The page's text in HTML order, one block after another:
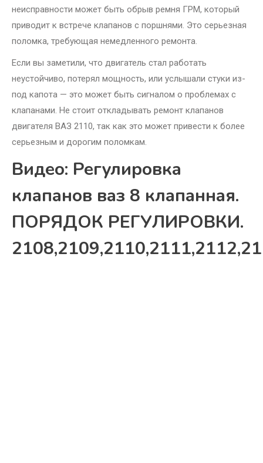
неисправности может быть обрыв ремня ГРМ, который
приводит к встрече клапанов с поршнями. Это серьезная
поломка, требующая немедленного ремонта.
Если вы заметили, что двигатель стал работать
неустойчиво, потерял мощность, или услышали стуки из-
под капота — это может быть сигналом о проблемах с
клапанами. Не стоит откладывать ремонт клапанов
двигателя ВАЗ 2110, так как это может привести к более
серьезным и дорогим поломкам.
Видео: Регулировка
клапанов ваз 8 клапанная.
ПОРЯДОК РЕГУЛИРОВКИ.